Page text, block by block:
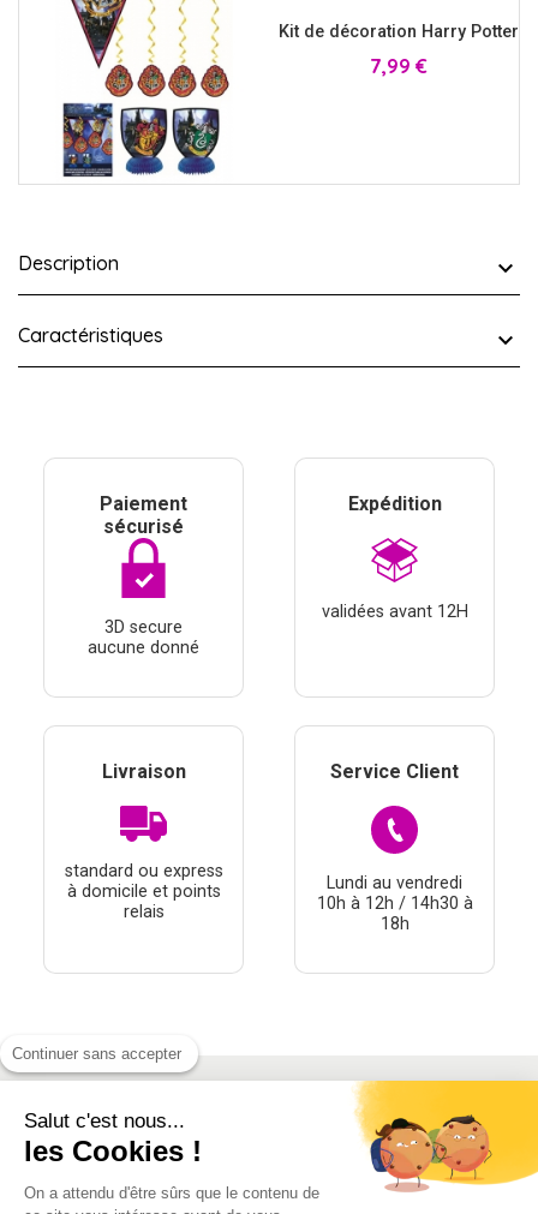
Kit de décoration Harry Potter
Prix
7,99 €
Description
Caractéristiques
Paiement
sécurisé
3D secure
aucune donné
Expédition
validées avant 12H
Livraison
standard ou express
à domicile et points
relais
Service Client
Lundi au vendredi
10h à 12h / 14h30 à
18h
À PROPOS
Continuer sans accepter
Salut c'est nous...
les Cookies !
On a attendu d'être sûrs que le contenu de